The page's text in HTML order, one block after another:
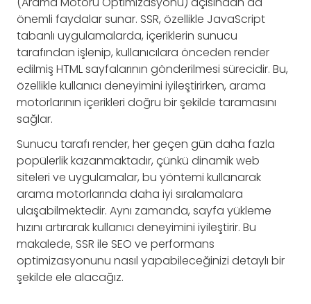
önemli faydalar sunar. SSR, özellikle JavaScript
tabanlı uygulamalarda, içeriklerin sunucu
tarafından işlenip, kullanıcılara önceden render
edilmiş HTML sayfalarının gönderilmesi sürecidir. Bu,
özellikle kullanıcı deneyimini iyileştirirken, arama
motorlarının içerikleri doğru bir şekilde taramasını
sağlar.
Sunucu tarafı render, her geçen gün daha fazla
popülerlik kazanmaktadır, çünkü dinamik web
siteleri ve uygulamalar, bu yöntemi kullanarak
arama motorlarında daha iyi sıralamalara
ulaşabilmektedir. Aynı zamanda, sayfa yükleme
hızını artırarak kullanıcı deneyimini iyileştirir. Bu
makalede, SSR ile SEO ve performans
optimizasyonunu nasıl yapabileceğinizi detaylı bir
şekilde ele alacağız.